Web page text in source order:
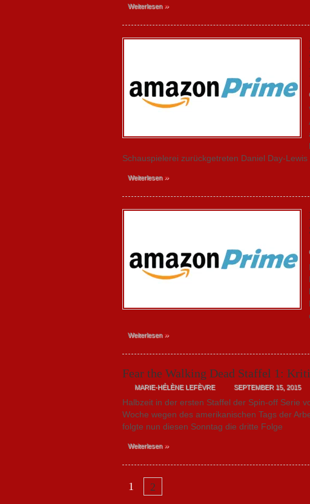
Weiterlesen »
Schauspielerei zurückgetreten Daniel Day-Lewis
Weiterlesen »
Weiterlesen »
Fear the Walking Dead Staffel 1:
MARIE-HÉLÈNE LEFÈVRE SEPTEMBER 15, 2015
Halbzeit in der ersten Staffel der Spin-off Serie
Woche wegen des amerikanischen Tags der
folgte nun diesen Sonntag die dritte Folge
Weiterlesen »
1 2